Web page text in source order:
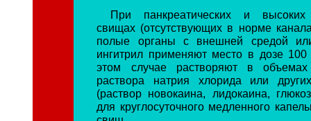
При панкреатических и высоких
свищах (отсутствующих в норме
полые органы с внешней средой
ингитрил применяют место в дозе
этом случае растворяют в объемах
раствора натрия хлорида или
(раствор новокаина, лидокаина,
для круглосуточного медленного